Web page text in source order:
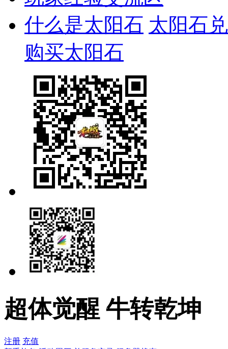
什么是太阳石 太阳石
购买太阳石
超体觉醒 牛转乾坤
注册 充值